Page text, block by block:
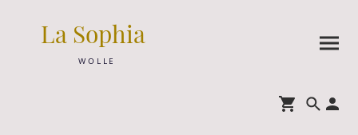
La Sophia
W O L L E